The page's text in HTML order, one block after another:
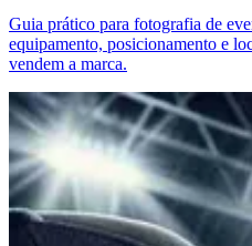
Guia prático para fotografia de
equipamento, posicionamento e
vendem a marca.